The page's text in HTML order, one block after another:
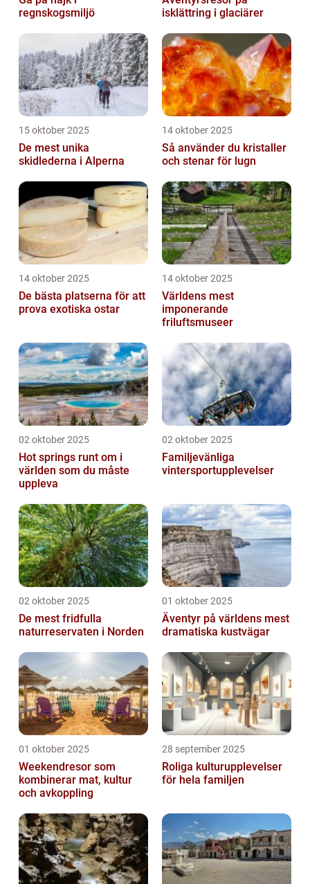
regnskogsmiljö
isklättring i glaciärer
15 oktober 2025
De mest unika
skidlederna i Alperna
14 oktober 2025
Så använder du kristaller
och stenar för lugn
14 oktober 2025
De bästa platserna för att
prova exotiska ostar
14 oktober 2025
Världens mest
imponerande
friluftsmuseer
02 oktober 2025
Hot springs runt om i
världen som du måste
uppleva
02 oktober 2025
Familjevänliga
vintersportupplevelser
02 oktober 2025
De mest fridfulla
naturreservaten i Norden
01 oktober 2025
Äventyr på världens mest
dramatiska kustvägar
01 oktober 2025
Weekendresor som
kombinerar mat, kultur
och avkoppling
28 september 2025
Roliga kulturupplevelser
för hela familjen